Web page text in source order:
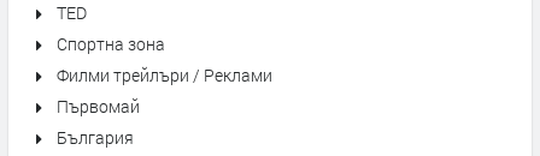
TED
Спортна зона
Филми трейлъри / Реклами
Първомай
България